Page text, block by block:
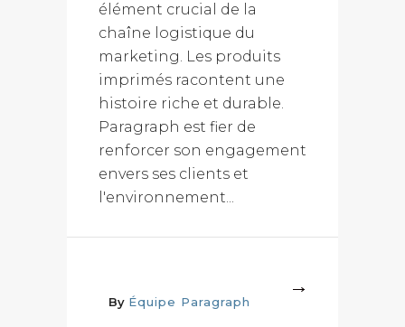
élément crucial de la
chaîne logistique du
marketing. Les produits
imprimés racontent une
histoire riche et durable.
Paragraph est fier de
renforcer son engagement
envers ses clients et
l'environnement...
By Équipe Paragraph